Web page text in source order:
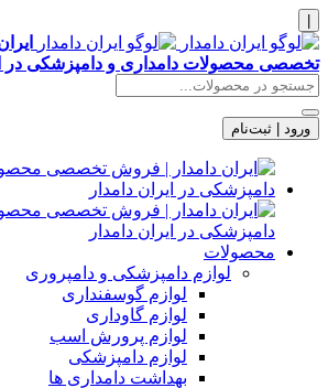
تخصصی محصولات دامداری و دامپزشکی در
ورود | ثبت‌نام
محصولات
لوازم دامپزشکی و دامپروری
لوازم گوسفنداری
لوازم گاوداری
لوازم پرورش اسب
لوازم دامپزشکی
بهداشت دامداری ها